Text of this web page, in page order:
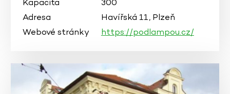
Kapacita
300
Adresa
Havířská 11, Plzeň
Webové stránky
https://podlampou.cz/